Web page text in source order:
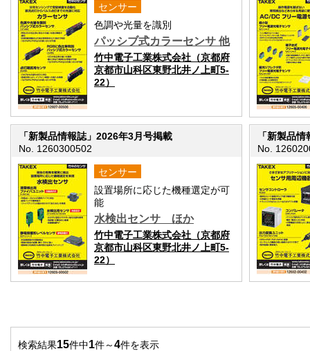
センサー
色調や光量を識別
パッシブ式カラーセンサ 他
竹中電子工業株式会社（京都府
京都市山科区東野北井ノ上町5-
22）
「新製品情報誌」2026年3月号掲載
No. 1260300502
センサー
設置場所に応じた機種選定が可
能
水検出センサ ほか
竹中電子工業株式会社（京都府
京都市山科区東野北井ノ上町5-
22）
「新製品
No.
検索結果15件中1件～4件を表示